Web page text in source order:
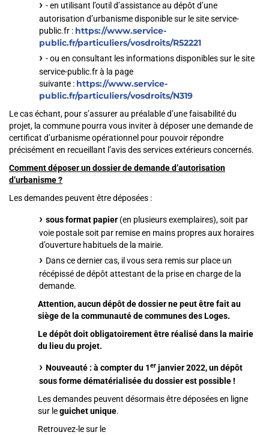
- en utilisant l’outil d’assistance au dépôt d’une
autorisation d’urbanisme disponible sur le site service-
public.fr : https://www.service-
public.fr/particuliers/vosdroits/R52221
- ou en consultant les informations disponibles sur le site
service-public.fr à la page
suivante : https://www.service-
public.fr/particuliers/vosdroits/N319
Le cas échant, pour s’assurer au préalable d’une faisabilité du
projet, la commune pourra vous inviter à déposer une demande de
certificat d’urbanisme opérationnel pour pouvoir répondre
précisément en recueillant l’avis des services extérieurs concernés.
Comment déposer un dossier de demande d’autorisation
d’urbanisme ?
Les demandes peuvent être déposées :
sous format papier (en plusieurs exemplaires), soit par
voie postale soit par remise en mains propres aux horaires
d’ouverture habituels de la mairie.
Dans ce dernier cas, il vous sera remis sur place un
récépissé de dépôt attestant de la prise en charge de la
demande.
Attention, aucun dépôt de dossier ne peut être fait au
siège de la communauté de communes des Loges.
Le dépôt doit obligatoirement être réalisé dans la mairie
du lieu du projet.
Nouveauté : à compter du 1er janvier 2022, un dépôt
sous forme dématérialisée du dossier est possible !
Les demandes peuvent désormais être déposées en ligne
sur leguichet unique.
Retrouvez-le sur le